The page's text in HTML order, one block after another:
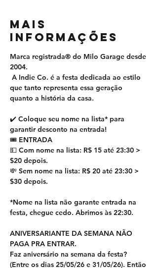
MAIS
INFORMAÇÕES
Marca registrada® do Milo Garage desde
2004.
A Indie Co. é a festa dedicada ao estilo
que tanto representa essa geração
quanto a história da casa.
✔️ Coloque seu nome na lista* para
garantir desconto na entrada!
🎟 ENTRADA
💵 Com nome na lista: R$ 15 até 23:30 >
$20 depois.
💸 Sem nome na lista: R$ 20 até 23:30 >
$30 depois.
*Nome na lista não garante entrada na
festa, chegue cedo. Abrimos às 22:30.
ANIVERSARIANTE DA SEMANA NÃO
PAGA PRA ENTRAR.
Faz aniversário na semana da festa?
(Entre os dias 25/05/26 e 31/05/26). Então